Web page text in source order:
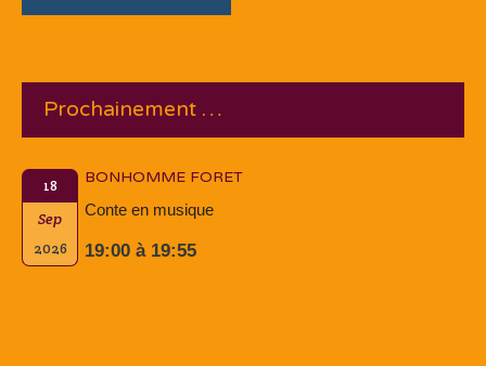
Prochainement …
18
Sep
2026
BONHOMME FORET
Conte en musique
19:00 à 19:55